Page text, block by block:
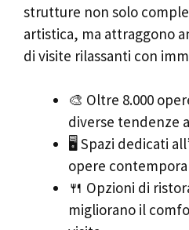
strutture non solo
artistica, ma attraggono
di visite rilassanti con
🎨 Oltre 8.000
diverse tendenze
🖥️ Spazi dedicati
opere
🍴 Opzioni di
migliorano il